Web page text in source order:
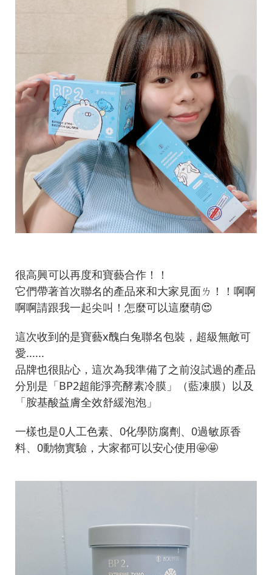
很高興可以再度和寶藝合作！！
它們帶著首次聯名的產品來和大家見面ㄌ！！啊啊
啊啊請跟我一起尖叫！怎麼可以這麼萌😍
這次收到的是寶藝x醜白兔聯名包裝，超級無敵可
愛......
品牌也很貼心，這次為我準備了之前沒試過的產品
分別是「BP2超能淨亮酵素冷膜」（藍凍膜）以及
「胺基酸益膚全效舒緩泡泡」
一樣也是0人工色素、0化學防腐劑、0過敏原香
料、0動物實驗，大家都可以安心使用🤩🤩